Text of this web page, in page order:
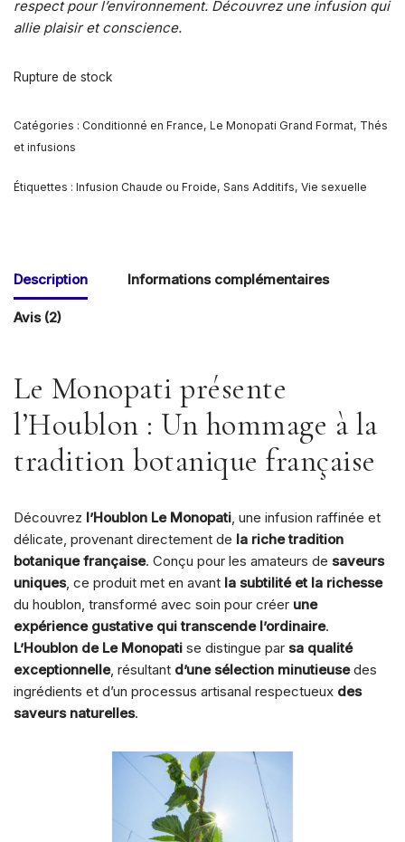
respect pour l’environnement. Découvrez une infusion qui
allie plaisir et conscience.
Rupture de stock
Catégories : Conditionné en France, Le Monopati Grand Format, Thés
et infusions
Étiquettes : Infusion Chaude ou Froide, Sans Additifs, Vie sexuelle
Description Informations complémentaires
Avis (2)
Le Monopati présente
l’Houblon : Un hommage à la
tradition botanique française
Découvrez l’Houblon Le Monopati, une infusion raffinée et
délicate, provenant directement de la riche tradition
botanique française. Conçu pour les amateurs de saveurs
uniques, ce produit met en avant la subtilité et la richesse
du houblon, transformé avec soin pour créer une
expérience gustative qui transcende l’ordinaire.
L’Houblon de Le Monopati se distingue par sa qualité
exceptionnelle, résultant d’une sélection minutieusedes
ingrédients et d’un processus artisanal respectueux des
saveurs naturelles.